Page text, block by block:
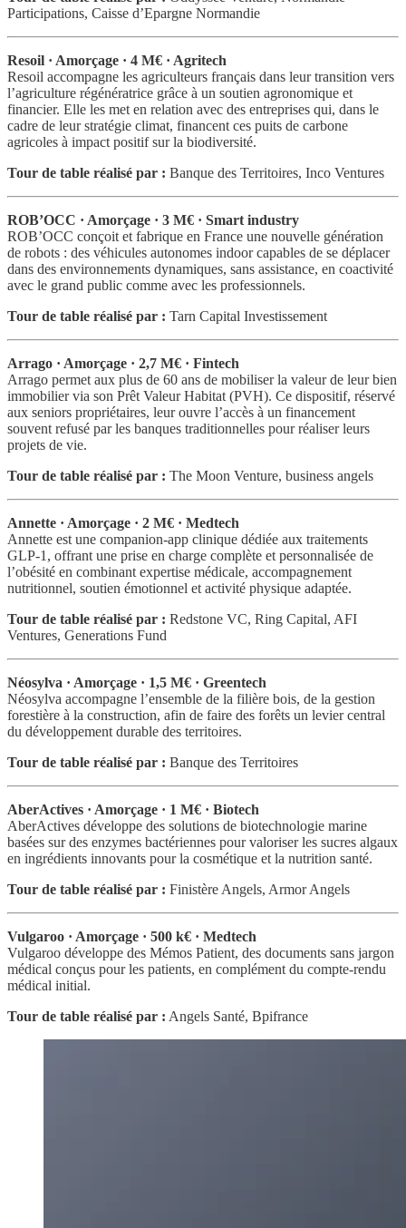
Participations, Caisse d’Epargne Normandie
Resoil · Amorçage · 4 M€ · Agritech
Resoil accompagne les agriculteurs français dans leur transition vers
l’agriculture régénératrice grâce à un soutien agronomique et
financier. Elle les met en relation avec des entreprises qui, dans le
cadre de leur stratégie climat, financent ces puits de carbone
agricoles à impact positif sur la biodiversité.
Tour de table réalisé par : Banque des Territoires, Inco Ventures
ROB’OCC · Amorçage · 3 M€ · Smart industry
ROB’OCC conçoit et fabrique en France une nouvelle génération
de robots : des véhicules autonomes indoor capables de se déplacer
dans des environnements dynamiques, sans assistance, en coactivité
avec le grand public comme avec les professionnels.
Tour de table réalisé par : Tarn Capital Investissement
Arrago · Amorçage · 2,7 M€ · Fintech
Arrago permet aux plus de 60 ans de mobiliser la valeur de leur bien
immobilier via son Prêt Valeur Habitat (PVH). Ce dispositif, réservé
aux seniors propriétaires, leur ouvre l’accès à un financement
souvent refusé par les banques traditionnelles pour réaliser leurs
projets de vie.
Tour de table réalisé par : The Moon Venture, business angels
Annette · Amorçage · 2 M€ · Medtech
Annette est une companion-app clinique dédiée aux traitements
GLP-1, offrant une prise en charge complète et personnalisée de
l’obésité en combinant expertise médicale, accompagnement
nutritionnel, soutien émotionnel et activité physique adaptée.
Tour de table réalisé par : Redstone VC, Ring Capital, AFI
Ventures, Generations Fund
Néosylva · Amorçage · 1,5 M€ · Greentech
Néosylva accompagne l’ensemble de la filière bois, de la gestion
forestière à la construction, afin de faire des forêts un levier central
du développement durable des territoires.
Tour de table réalisé par : Banque des Territoires
AberActives · Amorçage · 1 M€ · Biotech
AberActives développe des solutions de biotechnologie marine
basées sur des enzymes bactériennes pour valoriser les sucres algaux
en ingrédients innovants pour la cosmétique et la nutrition santé.
Tour de table réalisé par : Finistère Angels, Armor Angels
Vulgaroo · Amorçage · 500 k€ · Medtech
Vulgaroo développe des Mémos Patient, des documents sans jargon
médical conçus pour les patients, en complément du compte-rendu
médical initial.
Tour de table réalisé par : Angels Santé, Bpifrance